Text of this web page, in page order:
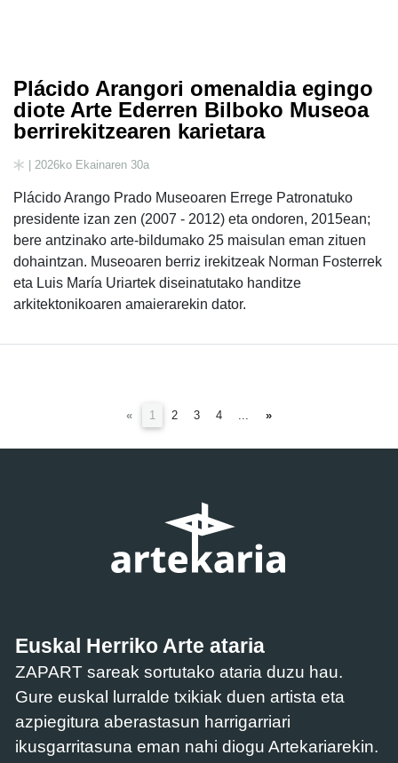
Plácido Arangori omenaldia egingo
diote Arte Ederren Bilboko Museoa
berrirekitzearen karietara
| 2026ko Ekainaren 30a
Plácido Arango Prado Museoaren Errege Patronatuko
presidente izan zen (2007 - 2012) eta ondoren, 2015ean;
bere antzinako arte-bildumako 25 maisulan eman zituen
dohaintzan. Museoaren berriz irekitzeak Norman Fosterrek
eta Luis María Uriartek diseinatutako handitze
arkitektonikoaren amaierarekin dator.
« 1 (current)
2 3 4 »
Euskal Herriko Arte ataria
ZAPART sareak sortutako ataria duzu hau.
Gure euskal lurralde txikiak duen artista eta
azpiegitura aberastasun harrigarriari
ikusgarritasuna eman nahi diogu Artekariarekin.